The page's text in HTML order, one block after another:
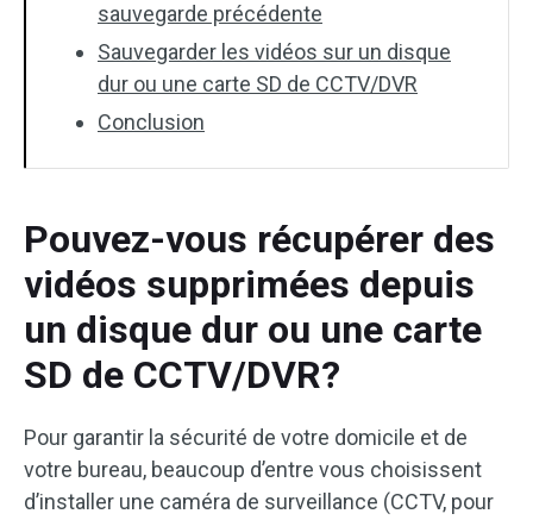
sauvegarde précédente
Sauvegarder les vidéos sur un disque
dur ou une carte SD de CCTV/DVR
Conclusion
Pouvez-vous récupérer des
vidéos supprimées depuis
un disque dur ou une carte
SD de CCTV/DVR?
Pour garantir la sécurité de votre domicile et de
votre bureau, beaucoup d’entre vous choisissent
d’installer une caméra de surveillance (CCTV, pour